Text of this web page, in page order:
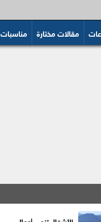
مقالات مختارة مناسبات